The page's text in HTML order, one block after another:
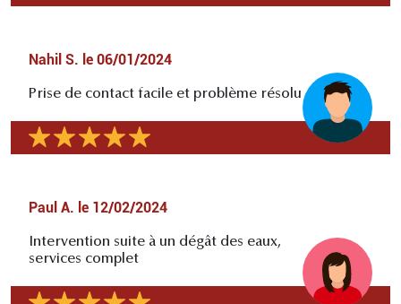
Nahil S. le 06/01/2024
Prise de contact facile et problème résolu
Paul A. le 12/02/2024
Intervention suite à un dégât des eaux,
services complet